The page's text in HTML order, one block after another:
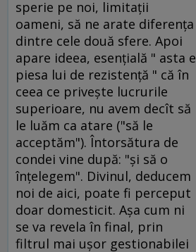
sperie pe noi, limitaţii
oameni, să ne arate diferenţa
dintre cele două sfere. Apoi
apare ideea, esenţială " asta e
piesa lui de rezistenţă " că în
ceea ce priveşte lucrurile
superioare, nu avem decît să
le luăm ca atare ("să le
acceptăm"). Întorsătura de
condei vine după: "şi să o
înţelegem". Divinul, deducem
noi de aici, poate fi perceput
doar domesticit. Aşa cum ni
se va revela în final, prin
filtrul mai uşor gestionabilei